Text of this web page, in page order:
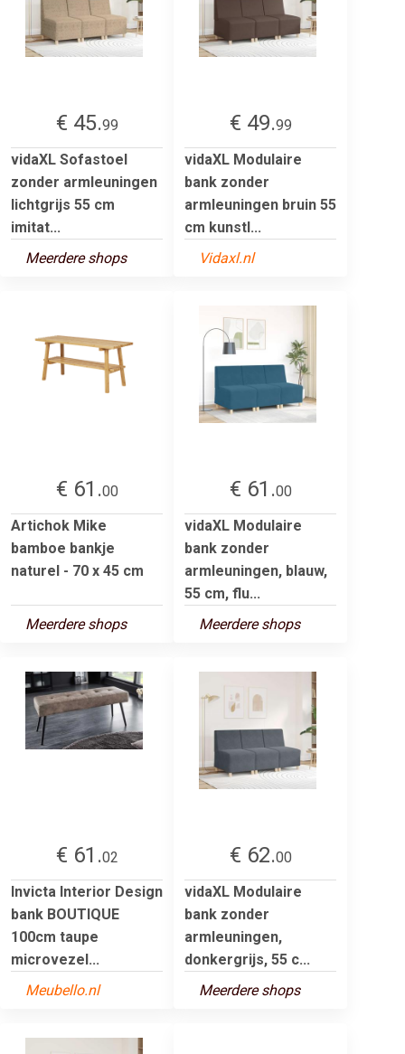
€ 45.99
vidaXL Sofastoel
zonder armleuningen
lichtgrijs 55 cm
imitat...
Meerdere shops
€ 49.99
vidaXL Modulaire
bank zonder
armleuningen bruin 55
cm kunstl...
Vidaxl.nl
€ 61.00
Artichok Mike
bamboe bankje
naturel - 70 x 45 cm
Meerdere shops
€ 61.00
vidaXL Modulaire
bank zonder
armleuningen, blauw,
55 cm, flu...
Meerdere shops
€ 61.02
Invicta Interior Design
bank BOUTIQUE
100cm taupe
microvezel...
Meubello.nl
€ 62.00
vidaXL Modulaire
bank zonder
armleuningen,
donkergrijs, 55 c...
Meerdere shops